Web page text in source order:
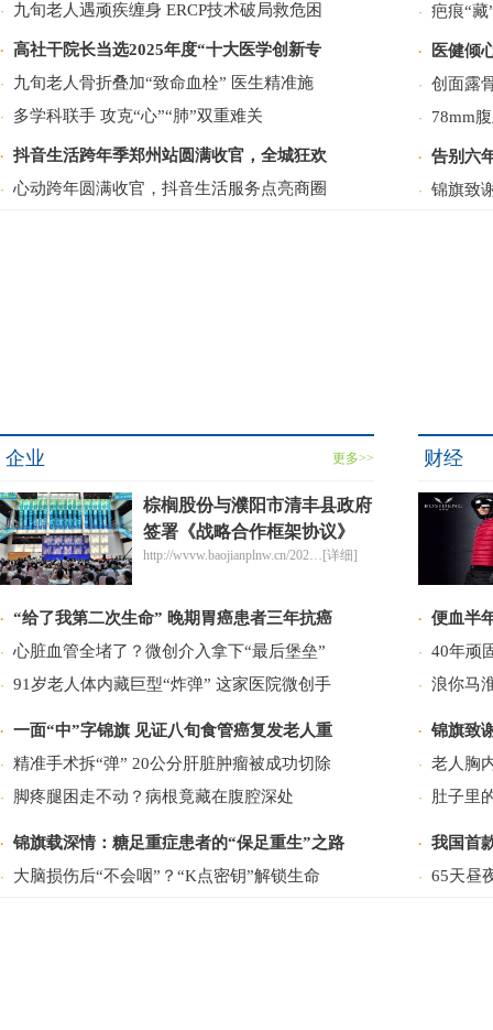
· 九旬老人遇顽疾缠身 ERCP技术破局救危困
· 高社干院长当选2025年度“十大医学创新专
· 九旬老人骨折叠加“致命血栓” 医生精准施
· 多学科联手 攻克“心”“肺”双重难关
· 抖音生活跨年季郑州站圆满收官，全城狂欢
· 心动跨年圆满收官，抖音生活服务点亮商圈
· 疤痕“
· 医健倾
· 创面露
· 78mm
· 告别六
· 锦旗致
企业 更多>>
棕榈股份与濮阳市清丰县政府
签署《战略合作框架协议》
http://wvvw.baojianplnw.cn/202…[详细]
· “给了我第二次生命” 晚期胃癌患者三年抗癌
· 心脏血管全堵了？微创介入拿下“最后堡垒”
· 91岁老人体内藏巨型“炸弹” 这家医院微创手
· 一面“中”字锦旗 见证八旬食管癌复发老人重
· 精准手术拆“弹” 20公分肝脏肿瘤被成功切除
· 脚疼腿困走不动？病根竟藏在腹腔深处
· 锦旗载深情：糖足重症患者的“保足重生”之路
· 大脑损伤后“不会咽”？“K点密钥”解锁生命
财经
· 便血半
· 40年顽
· 浪你马
· 锦旗致
· 老人胸
· 肚子里
· 我国首
· 65天昼